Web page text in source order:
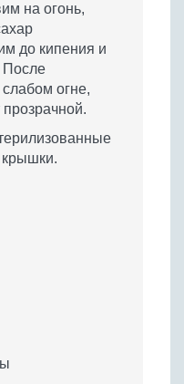
на огонь,
до кипения и
огне,
крышки.